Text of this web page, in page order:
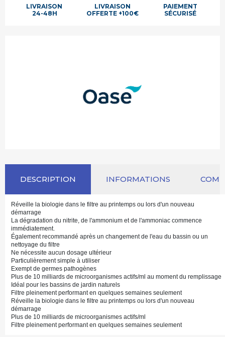
LIVRAISON
24-48H
LIVRAISON
OFFERTE +100€
PAIEMENT
SÉCURISÉ
DESCRIPTION INFORMATIONS
Réveille la biologie dans le filtre au printemps ou lors d'un nouveau
démarrage
La dégradation du nitrite, de l'ammonium et de l'ammoniac commence
immédiatement.
Également recommandé après un changement de l'eau du bassin ou un
nettoyage du filtre
Ne nécessite aucun dosage ultérieur
Particulièrement simple à utiliser
Exempt de germes pathogènes
Plus de 10 milliards de microorganismes actifs/ml au moment du remplissage
Idéal pour les bassins de jardin naturels
Filtre pleinement performant en quelques semaines seulement
Réveille la biologie dans le filtre au printemps ou lors d'un nouveau
démarrage
Plus de 10 milliards de microorganismes actifs/ml
Filtre pleinement performant en quelques semaines seulement